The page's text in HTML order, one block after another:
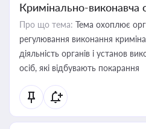
Кримінально-виконавча
Про що тема: Тема охоплює
регулювання виконання
діяльність органів і установ
осіб, які відбувають покарання